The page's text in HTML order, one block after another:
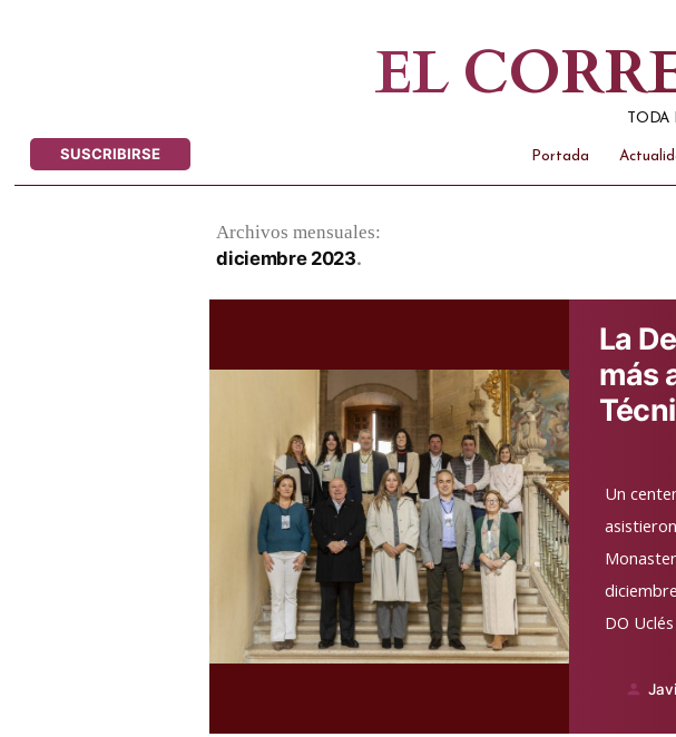
EL
SUSCRIBIRSE Portada
Archivos mensuales:
diciembre 2023
La
más
Un
DO